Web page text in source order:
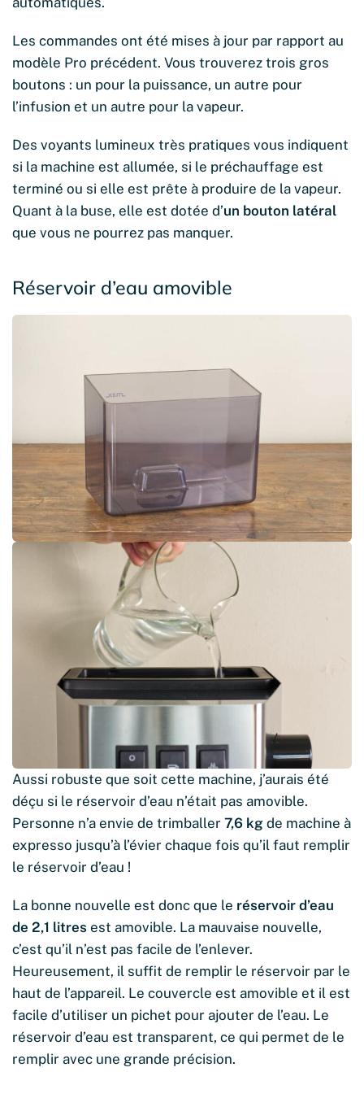
Les commandes ont été mises à jour par rapport au
modèle Pro précédent. Vous trouverez trois gros
boutons : un pour la puissance, un autre pour
l’infusion et un autre pour la vapeur.
Des voyants lumineux très pratiques vous indiquent
si la machine est allumée, si le préchauffage est
terminé ou si elle est prête à produire de la vapeur.
Quant à la buse, elle est dotée d’un bouton latéral
que vous ne pourrez pas manquer.
Réservoir d’eau amovible
Aussi robuste que soit cette machine, j’aurais été
déçu si le réservoir d’eau n’était pas amovible.
Personne n’a envie de trimballer 7,6 kg de machine à
expresso jusqu’à l’évier chaque fois qu’il faut remplir
le réservoir d’eau !
La bonne nouvelle est donc que le réservoir d’eau
de 2,1 litres est amovible. La mauvaise nouvelle,
c’est qu’il n’est pas facile de l’enlever.
Heureusement, il suffit de remplir le réservoir par le
haut de l’appareil. Le couvercle est amovible et il est
facile d’utiliser un pichet pour ajouter de l’eau. Le
réservoir d’eau est transparent, ce qui permet de le
remplir avec une grande précision.